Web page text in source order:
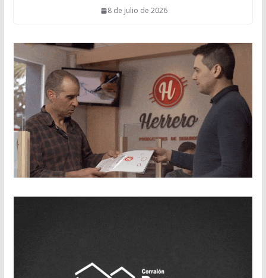
8 de julio de 2026